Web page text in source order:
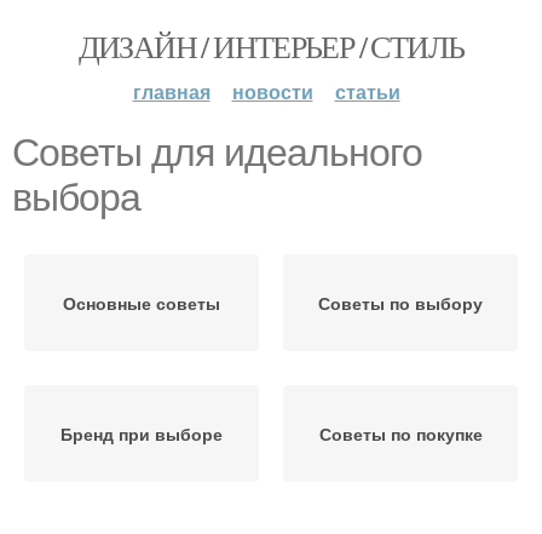
ДИЗАЙН / ИНТЕРЬЕР / СТИЛЬ
главная новости статьи
Советы для идеального
выбора
Основные советы Советы по выбору
Бренд при выборе Советы по покупке